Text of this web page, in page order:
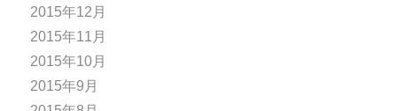
2015年12月
2015年11月
2015年10月
2015年9月